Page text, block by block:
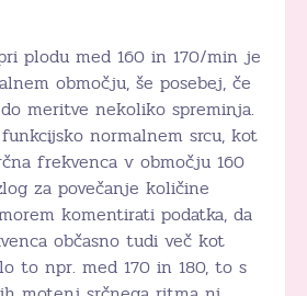
plodu med 160 in 170/min je
območju, še posebej, če
meritve nekoliko spreminja.
normalnem srcu, kot
frekvenca v območju 160
za povečanje količine
komentirati podatka, da
občasno tudi več kot
to npr. med 170 in 180, to s